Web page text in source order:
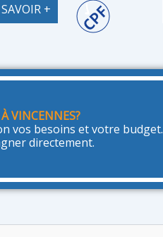
+
VINCENNES?
vos besoins et votre budget.
directement.